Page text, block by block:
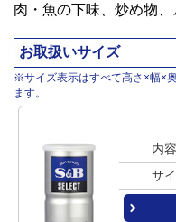
肉・魚の下味、炒め物
お取扱いサイズ
※サイズ表示はすべて高さ×幅×
ます。
内
サ